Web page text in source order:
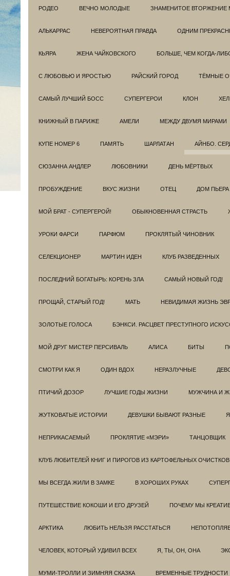
РОДЕО ВЕЧНО МОЛОДЫЕ ЗНАМЕНИТОЕ ВТОРЖЕНИЕ
АЛЬКАРРАС НЕВЕРОЯТНАЯ ПРАВДА ОДНИМ
КЬЯРА ЖЕНА ЧАЙКОВСКОГО БОЛЬШЕ, ЧЕМ КОГДА-
С ЛЮБОВЬЮ И ЯРОСТЬЮ РАЙСКИЙ ГОРОД ТЁМНЫЕ
САМЫЙ ЛУЧШИЙ БОСС СУПЕРГЕРОИ КЛОН
КНИЖНЫЙ В ПАРИЖЕ АМЕЛИ МЕЖДУ ДВУМЯ МИРАМИ
КУПЕ НОМЕР 6 ПАМЯТЬ ШАРЛАТАН АЙНБО.
СЮЗАННА АНДЛЕР ЛЮБОВНИКИ ДЕНЬ МЁРТВЫХ
ПРОБУЖДЕНИЕ ВКУС ЖИЗНИ ОТЕЦ ДОМ ПЬЕРА
МОЙ БРАТ - СУПЕРГЕРОЙ! ОБЫКНОВЕННАЯ СТРАСТЬ
УРОКИ ФАРСИ ПАРФЮМ ПРОКЛЯТЫЙ ЧИНОВНИК
СЕЛЕКЦИОНЕР МАРТИН ИДЕН КЛУБ РАЗВЕДEННЫХ
ПОСЛЕДНИЙ БОГАТЫРЬ: КОРЕНЬ ЗЛА САМЫЙ НОВЫЙ ГОД!
ПРОЩАЙ, СТАРЫЙ ГОД! МАТЬ НЕВИДИМАЯ ЖИЗНЬ
ЗОЛОТЫЕ ГОЛОСА БЭНКСИ. РАСЦВЕТ ПРЕСТУПНОГО
МОЙ ДРУГ МИСТЕР ПЕРСИВАЛЬ АЛИСА БИТЫ
СМОТРИ КАК Я ОДИН ВДОХ НЕРАЗЛУЧНЫЕ
ПТИЧИЙ ДОЗОР ЛУЧШИЕ ГОДЫ ЖИЗНИ МУЖЧИНА И
ЖУТКОВАТЫЕ ИСТОРИИ ДЕВУШКИ БЫВАЮТ РАЗНЫЕ
НЕПРИКАСАЕМЫЙ ПРОКЛЯТИЕ «МЭРИ» ТАНЦОВЩИК
КЛУБ ЛЮБИТЕЛЕЙ КНИГ И ПИРОГОВ ИЗ КАРТОФЕЛЬНЫХ ОЧИСТКОВ
МЫ ВСЕГДА ЖИЛИ В ЗАМКЕ В ХОРОШИХ РУКАХ
ПУТЕШЕСТВИЕ КОКОШИ И ЕГО ДРУЗЕЙ ПОЧЕМУ МЫ
АРКТИКА ЛЮБИТЬ НЕЛЬЗЯ РАССТАТЬСЯ
ЧЕЛОВЕК, КОТОРЫЙ УДИВИЛ ВСЕХ Я, ТЫ, ОН, ОНА
МУМИ-ТРОЛЛИ И ЗИМНЯЯ СКАЗКА ВРЕМЕННЫЕ ТРУДНОСТИ